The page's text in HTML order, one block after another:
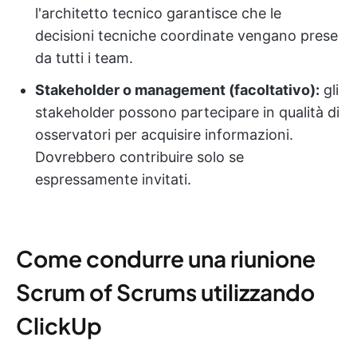
l'architetto tecnico garantisce che le
decisioni tecniche coordinate vengano prese
da tutti i team.
Stakeholder o management (facoltativo): gli
stakeholder possono partecipare in qualità di
osservatori per acquisire informazioni.
Dovrebbero contribuire solo se
espressamente invitati.
Come condurre una riunione
Scrum of Scrums utilizzando
ClickUp